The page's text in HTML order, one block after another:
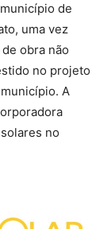
de
uma vez
obra não
no projeto
A
no